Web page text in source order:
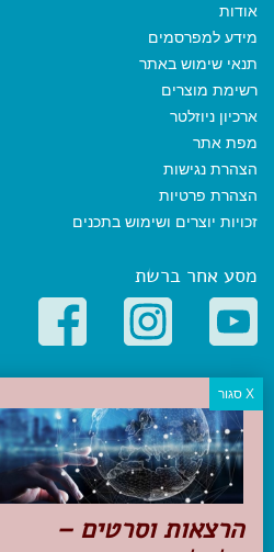
אודות
מידע למפרסמים
תנאי שימוש באתר
רשימת מוצרים
ארכיון ניוזלטר
מפת אתר
הצהרת נגישות
הצהרת פרטיות
זכויות יוצרים ושימוש בתכנים
מסע אחר ברשת
קטגוריות פופולריות
יעדים
טיולים בישראל
מלונות בוטיק בישראל
טיפים והמלצות
הכנות לנסיעה
הרצאות וסרטים –